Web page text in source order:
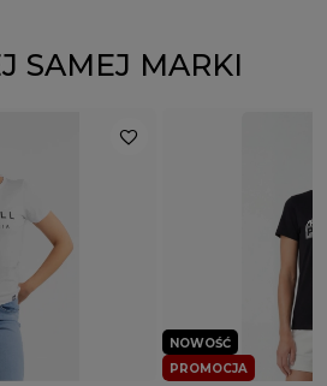
SAMEJ MARKI
PROMOCJA
NOWOŚĆ